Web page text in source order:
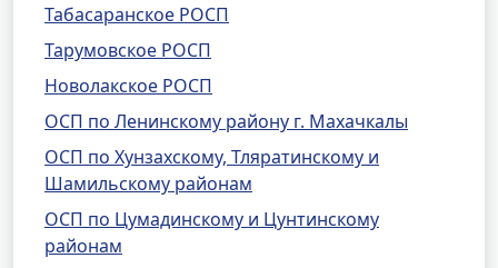
Табасаранское РОСП
Тарумовское РОСП
Новолакское РОСП
ОСП по Ленинскому району г. Махачкалы
ОСП по Хунзахскому, Тляратинскому и
Шамильскому районам
ОСП по Цумадинскому и Цунтинскому
районам